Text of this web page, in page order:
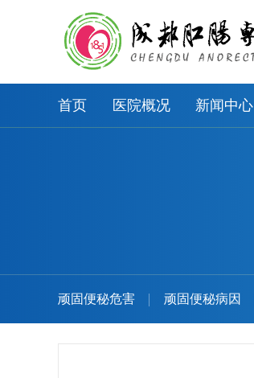
首页 医院概况 新闻中心
顽固便秘危害 顽固便秘病因